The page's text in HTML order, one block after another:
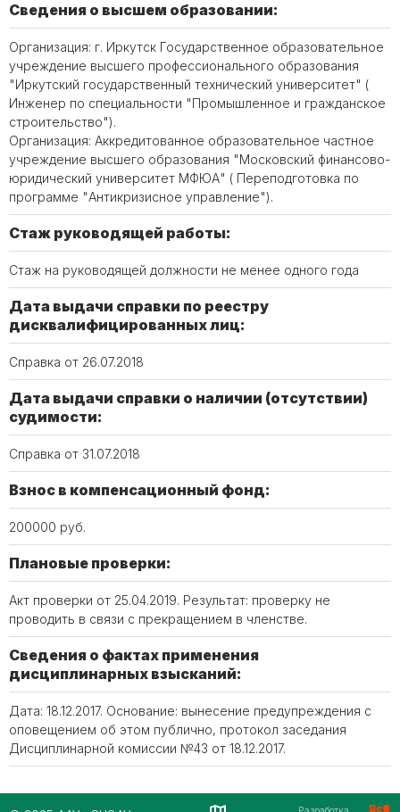
Сведения о высшем образовании:
Организация: г. Иркутск Государственное образовательное
учреждение высшего профессионального образования
"Иркутский государственный технический университет" (
Инженер по специальности "Промышленное и гражданское
строительство").
Организация: Аккредитованное образовательное частное
учреждение высшего образования "Московский финансово-
юридический университет МФЮА" ( Переподготовка по
программе "Антикризисное управление").
Стаж руководящей работы:
Стаж на руководящей должности не менее одного года
Дата выдачи справки по реестру
дисквалифицированных лиц:
Справка от 26.07.2018
Дата выдачи справки о наличии (отсутствии)
судимости:
Справка от 31.07.2018
Взнос в компенсационный фонд:
200000 руб.
Плановые проверки:
Акт проверки от 25.04.2019. Результат: проверку не
проводить в связи с прекращением в членстве.
Сведения о фактах применения
дисциплинарных взысканий:
Дата: 18.12.2017. Основание: вынесение предупреждения с
оповещением об этом публично, протокол заседания
Дисциплинарной комиссии №43 от 18.12.2017.